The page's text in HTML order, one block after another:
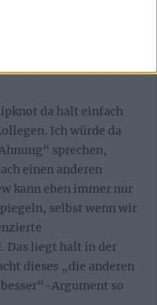
da halt einfach
Ich würde da
sprechen,
einen anderen
kann eben immer nur
selbst wenn wir
Das liegt halt in der
dieses „die anderen
Argument so